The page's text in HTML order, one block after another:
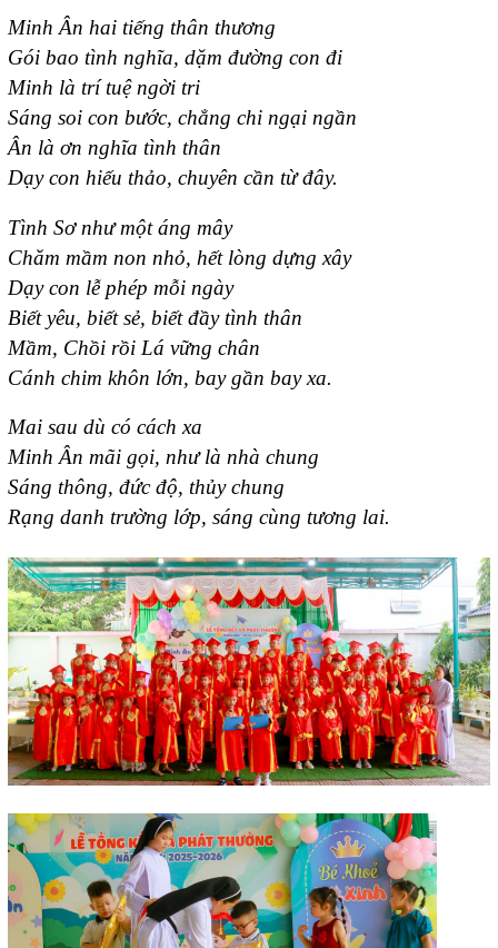
Minh Ân hai tiếng thân thương
Gói bao tình nghĩa, dặm đường con đi
Minh là trí tuệ ngời tri
Sáng soi con bước, chẳng chi ngại ngần
Ân là ơn nghĩa tình thân
Dạy con hiếu thảo, chuyên cần từ đây.
Tình Sơ như một áng mây
Chăm mầm non nhỏ, hết lòng dựng xây
Dạy con lễ phép mỗi ngày
Biết yêu, biết sẻ, biết đầy tình thân
Mầm, Chồi rồi Lá vững chân
Cánh chim khôn lớn, bay gần bay xa.
Mai sau dù có cách xa
Minh Ân mãi gọi, như là nhà chung
Sáng thông, đức độ, thủy chung
Rạng danh trường lớp, sáng cùng tương lai.